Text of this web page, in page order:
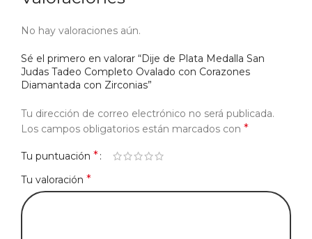
No hay valoraciones aún.
Sé el primero en valorar “Dije de Plata Medalla San
Judas Tadeo Completo Ovalado con Corazones
Diamantada con Zirconias”
Tu dirección de correo electrónico no será publicada.
Los campos obligatorios están marcados con *
Tu puntuación *
Tu valoración *